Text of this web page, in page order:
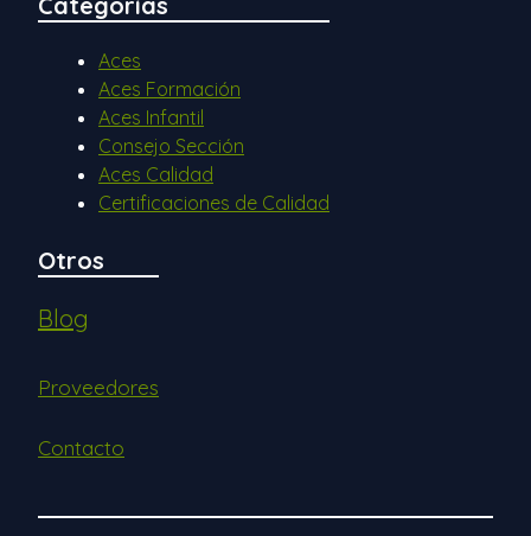
Aces
Aces Formación
Aces Infantil
Consejo Sección
Aces Calidad
Certificaciones de Calidad
Otros
Blog
Proveedores
Contacto